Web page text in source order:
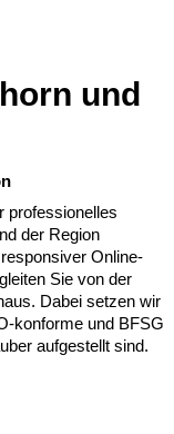
und
professionelles
der Region
Online-
Sie von der
Dabei setzen wir
konforme und BFSG
aufgestellt sind.